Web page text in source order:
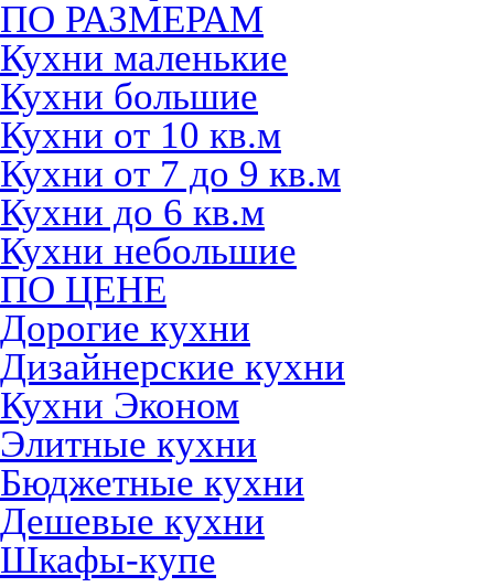
ПО РАЗМЕРАМ
Кухни маленькие
Кухни большие
Кухни от 10 кв.м
Кухни от 7 до 9 кв.м
Кухни до 6 кв.м
Кухни небольшие
ПО ЦЕНЕ
Дорогие кухни
Дизайнерские кухни
Кухни Эконом
Элитные кухни
Бюджетные кухни
Дешевые кухни
Шкафы-купе